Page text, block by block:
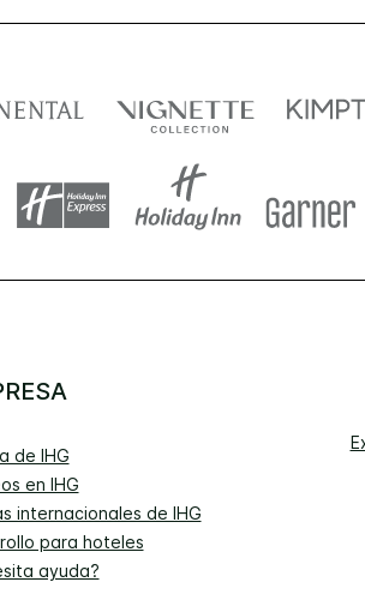
de IHG
en IHG
internacionales de IHG
para hoteles
ayuda?